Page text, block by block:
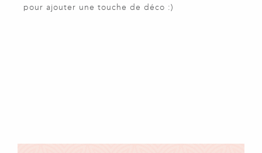
pour ajouter une touche de déco :)